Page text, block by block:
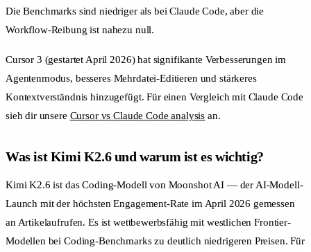
Die Benchmarks sind niedriger als bei Claude Code, aber die
Workflow-Reibung ist nahezu null.
Cursor 3 (gestartet April 2026) hat signifikante Verbesserungen im
Agentenmodus, besseres Mehrdatei-Editieren und stärkeres
Kontextverständnis hinzugefügt. Für einen Vergleich mit Claude Code
sieh dir unsere Cursor vs Claude Code analysis an.
Was ist Kimi K2.6 und warum ist es wichtig?
Kimi K2.6 ist das Coding-Modell von Moonshot AI — der AI-Modell-
Launch mit der höchsten Engagement-Rate im April 2026 gemessen
an Artikelaufrufen. Es ist wettbewerbsfähig mit westlichen Frontier-
Modellen bei Coding-Benchmarks zu deutlich niedrigeren Preisen. Für